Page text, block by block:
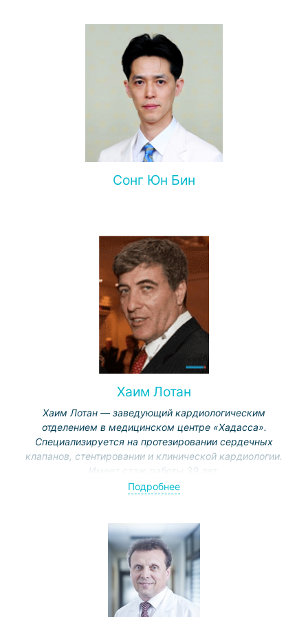
Сонг Юн Бин
Хаим Лотан
Хаим Лотан — заведующий кардиологическим
отделением в медицинском центре «Хадасса».
Специализируется на протезировании сердечных
клапанов, стентировании и клинической кардиологии.
Имеет стаж работы 39 лет.
Подробнее